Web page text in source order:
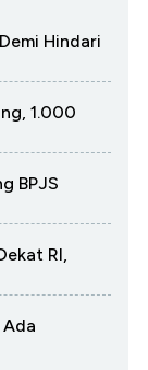
Hindari
1.000
BPJS
RI,